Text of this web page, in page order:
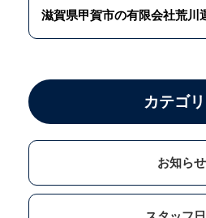
滋賀県甲賀市の有限会社荒川
カテゴ
お知らせ